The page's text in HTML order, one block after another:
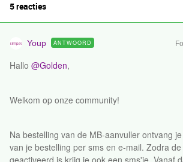
5 reacties
Youp ANTWOORD
Hallo @Golden,
Welkom op onze community!
Na bestelling van de MB-aanvuller ontvang
van je bestelling per sms en e-mail. Zodra
geactiveerd is krijg je ook een sms'je. Vanaf